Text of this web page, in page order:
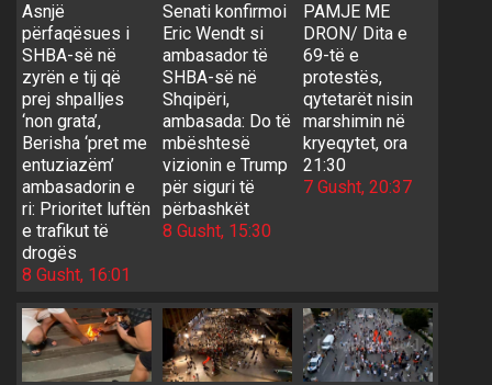
Asnjë
përfaqësues i
SHBA-së në
zyrën e tij që
prej shpalljes
‘non grata’,
Berisha ‘pret me
entuziazëm’
ambasadorin e
ri: Prioritet luftën
e trafikut të
drogës
8 Gusht, 16:01
Senati konfirmoi
Eric Wendt si
ambasador të
SHBA-së në
Shqipëri,
ambasada: Do të
mbështesë
vizionin e Trump
për siguri të
përbashkët
8 Gusht, 15:30
PAMJE ME
DRON/ Dita e
69-të e
protestës,
qytetarët nisin
marshimin në
kryeqytet, ora
21:30
7 Gusht, 20:37